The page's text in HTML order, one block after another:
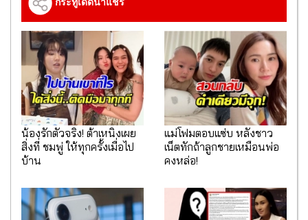
กระทู้เด็ดน่าแชร์
น้องรักตัวจริง! ต้าเหนิงเผย
สิ่งที่ ชมพู่ ให้ทุกครั้งเมื่อไป
บ้าน
แม่โฟมตอบแซ่บ หลังชาว
เน็ตทักถ้าลูกชายเหมือนพ่อ
คงหล่อ!